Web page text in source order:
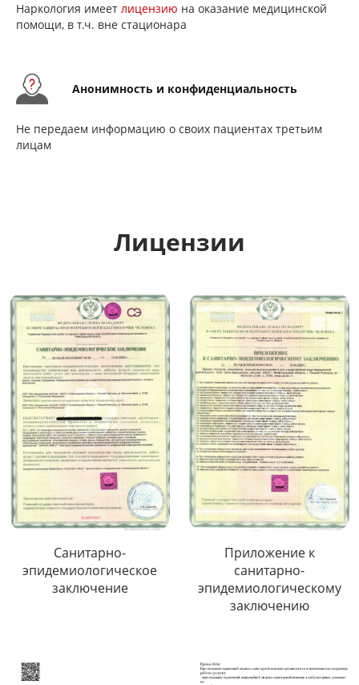
Наркология имеет лицензию на оказание медицинской
помощи, в т.ч. вне стационара
Анонимность и конфиденциальность
Не передаем информацию о своих пациентах третьим
лицам
Лицензии
Санитарно-
эпидемиологическое
заключение
Приложение к
санитарно-
эпидемиологическому
заключению